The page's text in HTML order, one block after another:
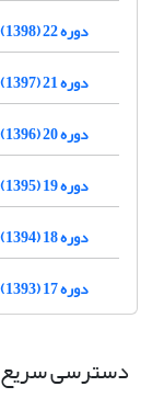
دوره 22 (1398)
دوره 21 (1397)
دوره 20 (1396)
دوره 19 (1395)
دوره 18 (1394)
دوره 17 (1393)
دسترسی سریع